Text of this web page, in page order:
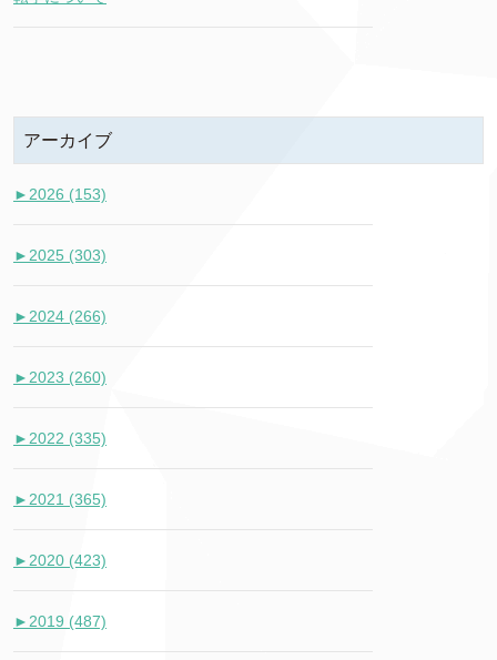
アーカイブ
► 2026 (153)
► 2025 (303)
► 2024 (266)
► 2023 (260)
► 2022 (335)
► 2021 (365)
► 2020 (423)
► 2019 (487)